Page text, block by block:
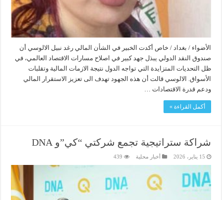
الأضواء / بغداد / خاص أكدت الخبير في الشأن المالي رغد نبيل الالوسي أن
صندوق النقد الدولي يبذل جهد كبير في اصلاح مسارات الاقتصاد العالمي، في
ظل التحديات المتزايدة التي تواجه الدول نتيجة الازمات المالية وتقلبات
الأسواق. الالوسي قالت أن هذه الجهود تهدف الى تعزيز الاستقرار المالي
ودعم قدرة الاقتصادات …
أكمل القراءة »
شراكة ستراتيجية تجمع شركتي “كي”و DNA
15 يناير، 2026 أخبار محلية 439